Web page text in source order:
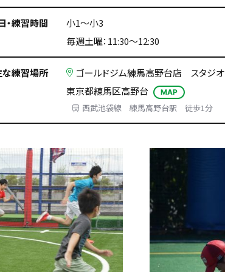
・練習時間
小1〜小3
毎週土曜：11:30〜12:30
な練習場所
ゴールドジム練馬高野台店 スタジオ
東京都練馬区高野台
MAP
西武池袋線 練馬高野台駅 徒歩1分